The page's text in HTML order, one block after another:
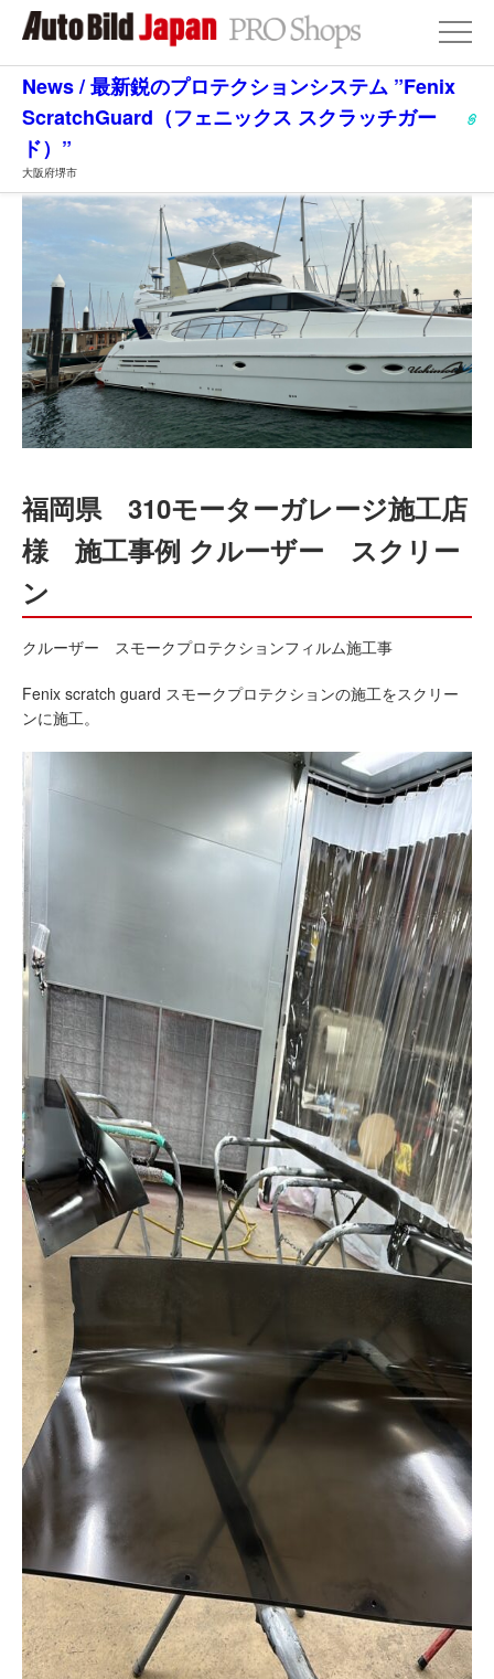
News / 最新鋭のプロテクションシステム ”Fenix
ScratchGuard（フェニックス スクラッチガー
ド）”
大阪府堺市
福岡県 310モーターガレージ施工店
様 施工事例 クルーザー スクリー
ン
クルーザー スモークプロテクションフィルム施工事
Fenix scratch guard スモークプロテクションの施工をスクリー
ンに施工。